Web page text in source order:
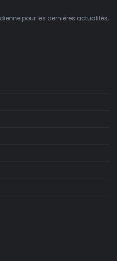
pour les dernières actualités,